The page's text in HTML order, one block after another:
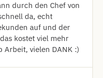
durch den Chef von
da, echt
auf und der
kostet viel mehr
vielen DANK :)